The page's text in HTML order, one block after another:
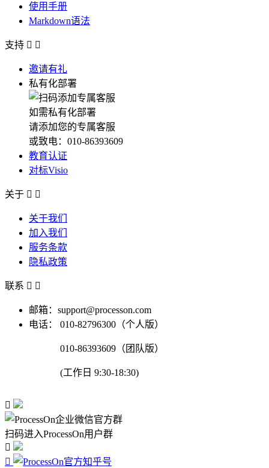
使用手册
Markdown语法
支持  
邀请有礼
私有化部署
如需私有化部署
请添加您的专属客服
或致电：010-86393609
教育认证
对标Visio
关于  
关于我们
加入我们
服务条款
隐私政策
联系  
邮箱：support@processon.com
电话：
010-82796300（个人版）
010-86393609（团队版）
(工作日 9:30-18:30)

扫码进入ProcessOn用户群

